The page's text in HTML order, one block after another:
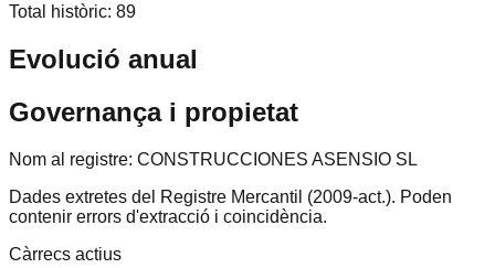
Total històric: 89
Evolució anual
Governança i propietat
Nom al registre: CONSTRUCCIONES ASENSIO SL
Dades extretes del Registre Mercantil (2009-act.). Poden
contenir errors d'extracció i coincidència.
Càrrecs actius